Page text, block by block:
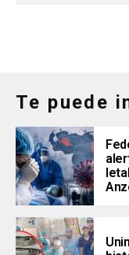
Te puede